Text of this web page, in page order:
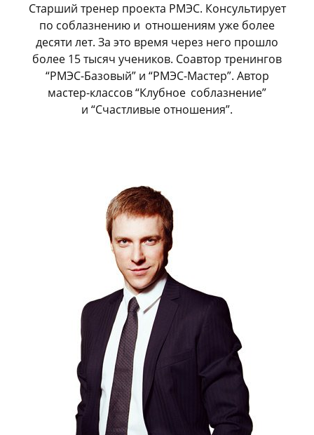
Старший тренер проекта РМЭС. Консультирует
по соблазнению и отношениям уже более
десяти лет. За это время через него прошло
более 15 тысяч учеников. Соавтор тренингов
“РМЭС-Базовый” и “РМЭС-Мастер”. Автор
мастер-классов “Клубное соблазнение”
и “Счастливые отношения”.